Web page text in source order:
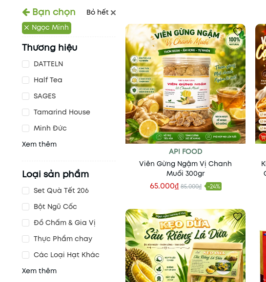
Bạn chọn
Bỏ hết
Ngọc Minh
Thương hiệu
DATTELN
Half Tea
SAGES
Tamarind House
Minh Đức
Xem thêm
Loại sản phẩm
Set Quà Tết 206
Bột Ngũ Cốc
Đồ Chấm & Gia Vị
Thực Phẩm chay
Các Loại Hạt Khác
Xem thêm
Thêm vào giỏ
API FOOD
Viên Gừng Ngậm Vị Chanh
Muối 300gr
65.000₫ 85.000₫ -24%